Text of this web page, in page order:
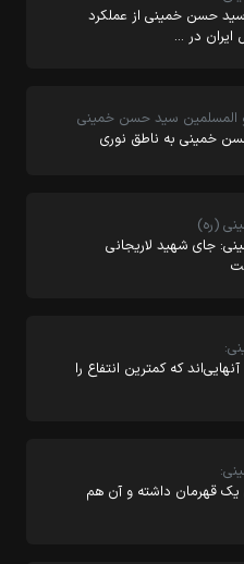
سید حسن خمینی از عملکرد
ایران در …
المسلمین سید حسن خمینی
خمینی به ناطق نوری
(ره)
جای شهید لاریجانی
که کمترین انتفاع را
یک قهرمان داشته و آن هم